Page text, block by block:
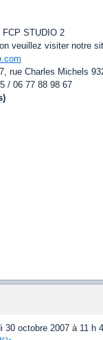
STUDIO 2
veuillez visiter notre
rue Charles Michels
/ 06 77 88 98 67
30 octobre 2007 à 11 h